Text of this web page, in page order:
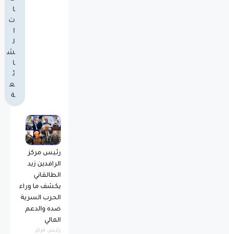
ا
ت
ا
ل
ش
ا
ئ
ع
ة
رئيس مركز
الرافدين زيد
الطالقاني
يكشف ما وراء
الحرب السرية
ضده والدعم
المالي
رئيس مركز